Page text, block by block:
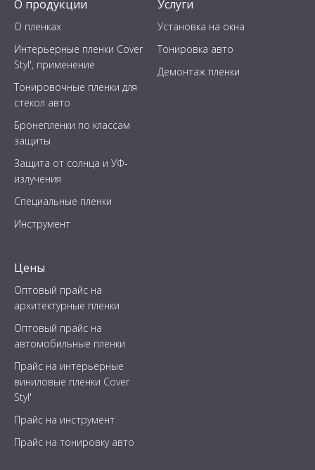
О продукции
О пленках
Интерьерные пленки Cover
Styl', применение
Тонировочные пленки для
стекол авто
Бронепленки по классам
защиты
Защита от солнца и УФ-
излучения
Специальные пленки
Инструмент
Услуги
Установка на окна
Тонировка авто
Демонтаж пленки
Цены
Оптовый прайс на
архитектурные пленки
Оптовый прайс на
автомобильные пленки
Прайс на интерьерные
виниловые пленки Cover
Styl'
Прайс на инструмент
Прайс на тонировку авто